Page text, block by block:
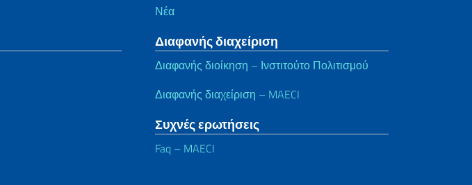
Νέα
Διαφανής διαχείριση
Διαφανής διοίκηση – Ινστιτούτο Πολιτισμού
Διαφανής διαχείριση – MAECI
Συχνές ερωτήσεις
Faq – MAECI